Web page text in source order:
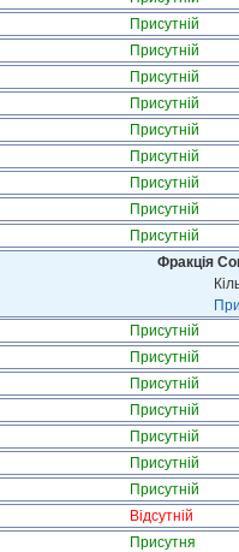
Присутній
Присутній
Присутній
Присутній
Присутній
Присутній
Присутній
Присутній
Присутній
Фракція
Присутній
Присутній
Присутній
Присутній
Присутній
Присутній
Присутній
Відсутній
Присутня